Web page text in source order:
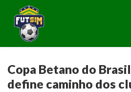
Copa Betano do
define caminho dos